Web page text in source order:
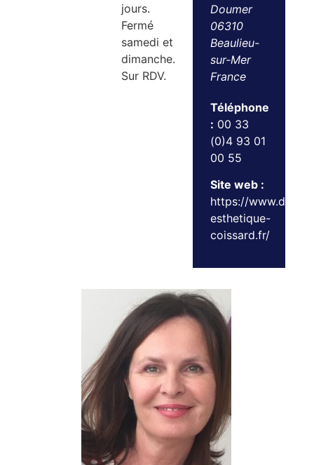
jours.
Fermé
samedi et
dimanche.
Sur RDV.
Doumer
06310
Beaulieu-
sur-Mer
France
Téléphone
: 00 33
(0)4 93 01
00 55
Site web :
https://
esthetique-
coissard.fr/